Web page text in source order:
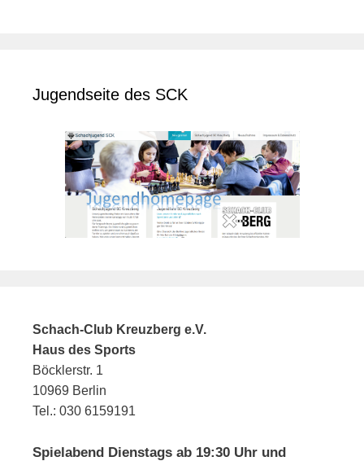
Jugendseite des SCK
Schach-Club Kreuzberg e.V.
Haus des Sports
Böcklerstr. 1
10969 Berlin
Tel.: 030 6159191
Spielabend Dienstags ab 19:30 Uhr und